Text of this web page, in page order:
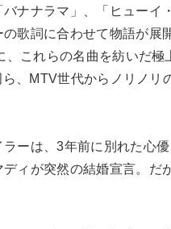
ナナラマ」、「ヒューイ
歌詞に合わせて物語が展
これらの名曲を紡いだ極
、MTV世代からノリノリ
ーは、3年前に別れた心
ィが突然の結婚宣言。だ